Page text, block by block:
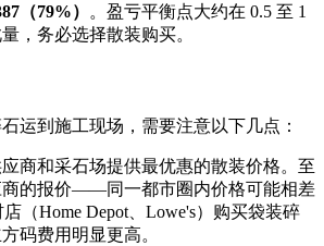
（79%）
。盈亏平衡点大约在 0.5 至 1
，务必选择散装购买。
运到施工现场，需要注意以下几点：
应商和采石场提供最优惠的散装价格。至
商的报价——同一都市圈内价格可能相差
（Home Depot、Lowe's）购买袋装碎
码费用明显更高。